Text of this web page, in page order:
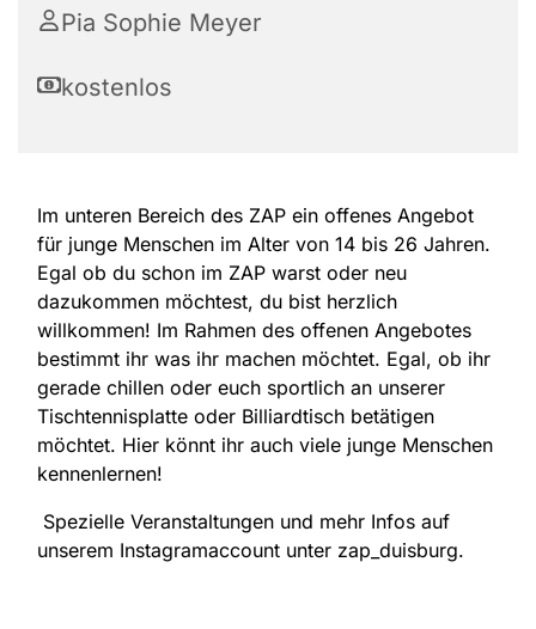
Pia Sophie Meyer
kostenlos
Im unteren Bereich des ZAP ein offenes Angebot
für junge Menschen im Alter von 14 bis 26 Jahren.
Egal ob du schon im ZAP warst oder neu
dazukommen möchtest, du bist herzlich
willkommen! Im Rahmen des offenen Angebotes
bestimmt ihr was ihr machen möchtet. Egal, ob ihr
gerade chillen oder euch sportlich an unserer
Tischtennisplatte oder Billiardtisch betätigen
möchtet. Hier könnt ihr auch viele junge Menschen
kennenlernen!
Spezielle Veranstaltungen und mehr Infos auf
unserem Instagramaccount unter zap_duisburg.